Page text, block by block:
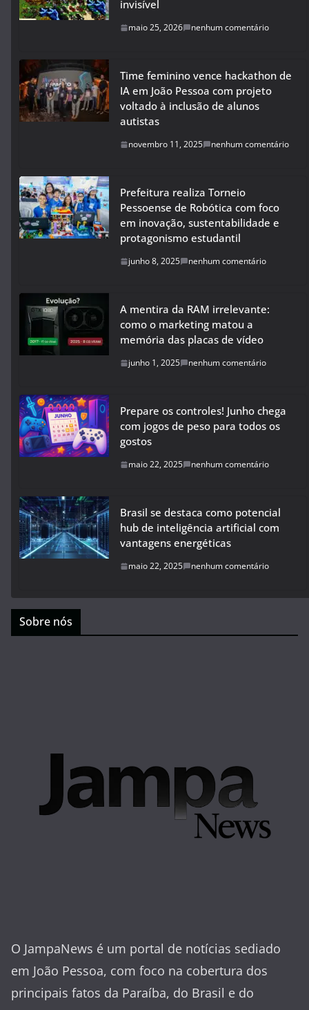
invisível
maio 25, 2026 nenhum comentário
Time feminino vence hackathon de
IA em João Pessoa com projeto
voltado à inclusão de alunos
autistas
novembro 11, 2025 nenhum comentário
Prefeitura realiza Torneio
Pessoense de Robótica com foco
em inovação, sustentabilidade e
protagonismo estudantil
junho 8, 2025 nenhum comentário
A mentira da RAM irrelevante:
como o marketing matou a
memória das placas de vídeo
junho 1, 2025 nenhum comentário
Prepare os controles! Junho chega
com jogos de peso para todos os
gostos
maio 22, 2025 nenhum comentário
Brasil se destaca como potencial
hub de inteligência artificial com
vantagens energéticas
maio 22, 2025 nenhum comentário
Sobre nós
O JampaNews é um portal de notícias sediado
em João Pessoa, com foco na cobertura dos
principais fatos da Paraíba, do Brasil e do